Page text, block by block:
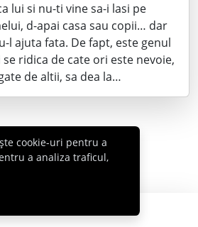
lui si nu-ti vine sa-i lasi pe
d-apai casa sau copii… dar
l ajuta fata. De fapt, este genul
ridica de cate ori este nevoie,
de altii, sa dea la…
2007 - 2026 Cabral.ro
cookie-uri pentru a
a analiza traficul,